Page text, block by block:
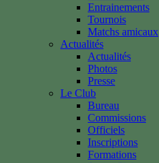
Entrainements
Tournois
Matchs amicaux
Actualités
Actualités
Photos
Presse
Le Club
Bureau
Commissions
Officiels
Inscriptions
Formations